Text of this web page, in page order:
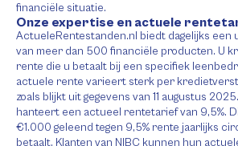
financiële situatie.
Onze expertise en actuele
ActueleRentestanden.nl biedt dagelijks een
van meer dan 500 financiële producten. U
rente die u betaalt bij een specifiek
actuele rente varieert sterk per
zoals blijkt uit gegevens van 11 augustus
hanteert een actueel rentetarief van 9,5%.
€1.000 geleend tegen 9,5% rente jaarlijks
betaalt. Klanten van NIBC kunnen hun